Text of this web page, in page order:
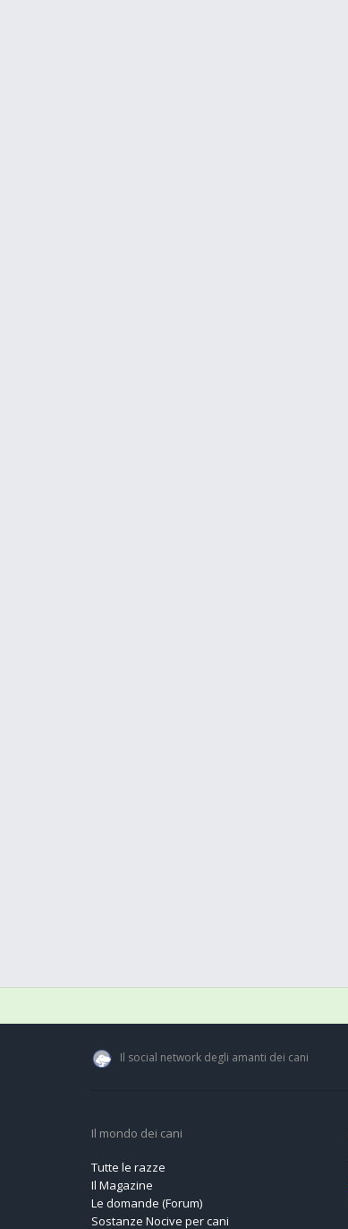
Il social network degli amanti dei cani
Il mondo dei cani
Tutte le razze
Il Magazine
Le domande (Forum)
Sostanze Nocive per cani